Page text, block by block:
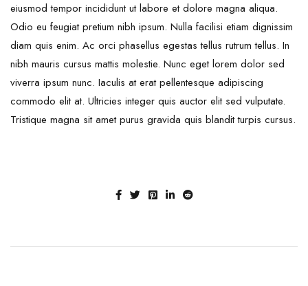
eiusmod tempor incididunt ut labore et dolore magna aliqua.
Odio eu feugiat pretium nibh ipsum. Nulla facilisi etiam dignissim
diam quis enim. Ac orci phasellus egestas tellus rutrum tellus. In
nibh mauris cursus mattis molestie. Nunc eget lorem dolor sed
viverra ipsum nunc. Iaculis at erat pellentesque adipiscing
commodo elit at. Ultricies integer quis auctor elit sed vulputate.
Tristique magna sit amet purus gravida quis blandit turpis cursus.